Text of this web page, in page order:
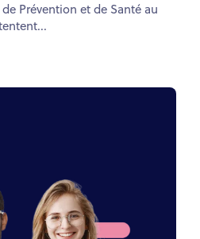
Prévention et de Santé au